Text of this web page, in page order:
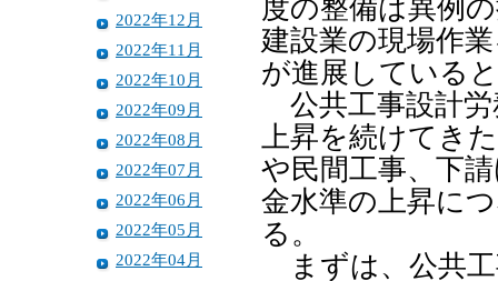
2022年12月
2022年11月
2022年10月
2022年09月
2022年08月
2022年07月
2022年06月
2022年05月
2022年04月
度の整備は異例
建設業の現場作
が進展している
公共工事設計労
上昇を続けてき
や民間工事、下
金水準の上昇に
る。
まずは、公共工